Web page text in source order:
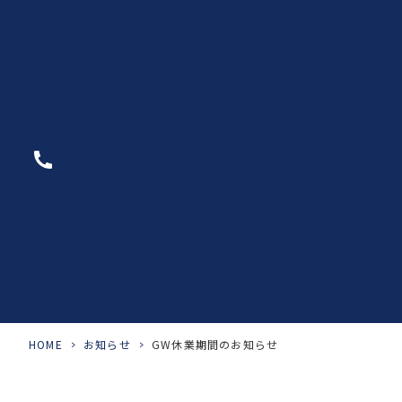
HOME > お知らせ > GW休業期間のお知らせ